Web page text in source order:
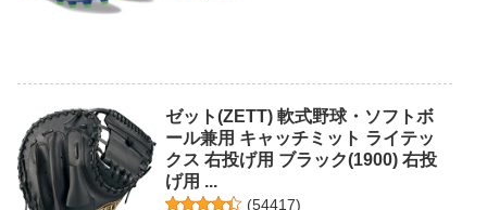
ゼット(ZETT) 軟式野球・ソフトボ
ール兼用 キャッチミット ライテッ
クス 右投げ用 ブラック(1900) 右投
げ用 ...
(54417)